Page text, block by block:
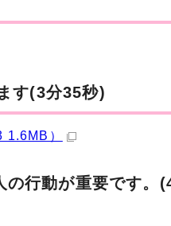
す(3分35秒)
）
の行動が重要です。